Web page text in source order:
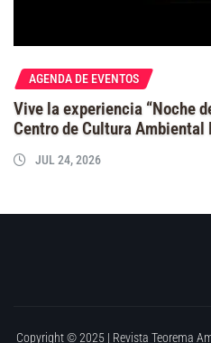
AGENDA DE EVENTOS
Vive la experiencia “Noche
Centro de Cultura Ambiental
JUL 24, 2026
Copyright © 2025 | Revista Teorema